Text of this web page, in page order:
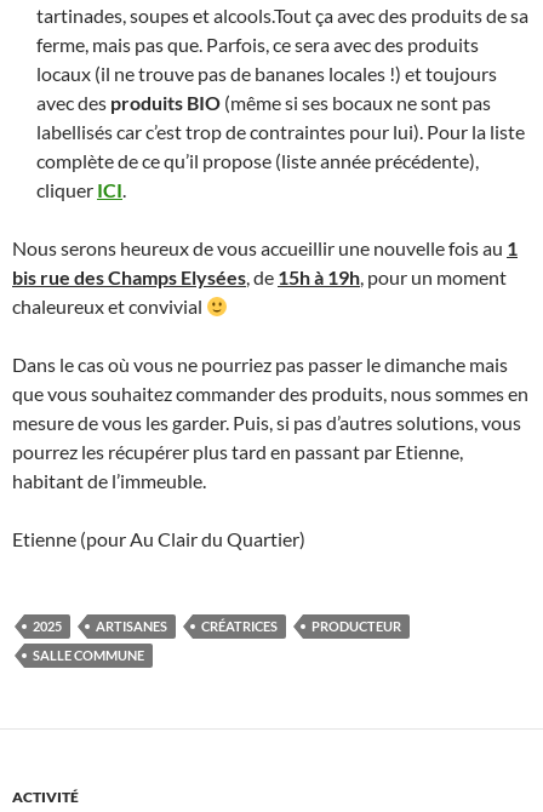
tartinades, soupes et alcools.Tout ça avec des produits de sa
ferme, mais pas que. Parfois, ce sera avec des produits
locaux (il ne trouve pas de bananes locales !) et toujours
avec des produits BIO (même si ses bocaux ne sont pas
labellisés car c’est trop de contraintes pour lui). Pour la liste
complète de ce qu’il propose (liste année précédente),
cliquer ICI.
Nous serons heureux de vous accueillir une nouvelle fois au 1
bis rue des Champs Elysées, de 15h à 19h, pour un moment
chaleureux et convivial
Dans le cas où vous ne pourriez pas passer le dimanche mais
que vous souhaitez commander des produits, nous sommes en
mesure de vous les garder. Puis, si pas d’autres solutions, vous
pourrez les récupérer plus tard en passant par Etienne,
habitant de l’immeuble.
Etienne (pour Au Clair du Quartier)
2025 ARTISANES CRÉATRICES
PRODUCTEUR
SALLE COMMUNE
ACTIVITÉ